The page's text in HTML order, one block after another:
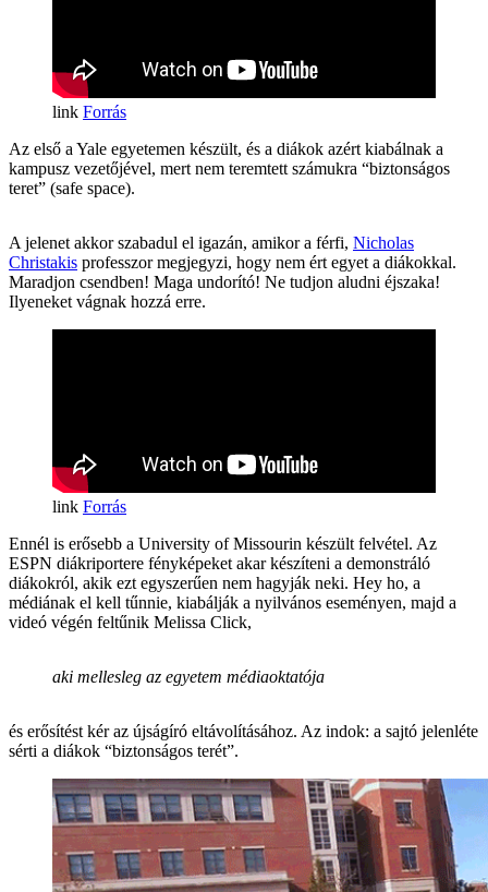
Forrás
Az első a Yale egyetemen készült, és a diákok azért kiabálnak a
kampusz vezetőjével, mert nem teremtett számukra “biztonságos
teret” (safe space).
A jelenet akkor szabadul el igazán, amikor a férfi, Nicholas
Christakis professzor megjegyzi, hogy nem ért egyet a diákokkal.
Maradjon csendben! Maga undorító! Ne tudjon aludni éjszaka!
Ilyeneket vágnak hozzá erre.
Forrás
Ennél is erősebb a University of Missourin készült felvétel. Az
ESPN diákriportere fényképeket akar készíteni a demonstráló
diákokról, akik ezt egyszerűen nem hagyják neki. Hey ho, a
médiának el kell tűnnie, kiabálják a nyilvános eseményen, majd a
videó végén feltűnik Melissa Click,
aki mellesleg az egyetem médiaoktatója
és erősítést kér az újságíró eltávolításához. Az indok: a sajtó jelenléte
sérti a diákok “biztonságos terét”.